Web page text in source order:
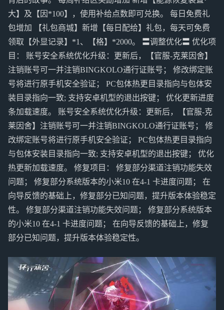
大】及【因*100】，使用补给点数即可兑换。 每日免费礼
包增加 【礼包商城】新增【每日配给】礼包，每天可免费
领取【外显记录】*1、【格】*2000。 〓调整优化〓 优化项
目： 账号安全系统优化升级：更新后，【官服-克莱因舍】
注销账号可一并注销BINGKOLO通行证账号； 修改绑定账
号将进行原手机安全验证； PC包体热更目录指向与包体安
装目录指向一致; 支持安卓机型的退出按键； 优化更新进度
条加载速度。 账号安全系统优化升级：更新后，【官服-克
莱因舍】注销账号可一并注销BINGKOLO通行证账号； 修
改绑定账号将进行原手机安全验证； PC包体热更目录指向
与包体安装目录指向一致; 支持安卓机型的退出按键； 优化
热更新加载速度。 修复项目： 修复部分渠道注销功能失效
问题； 修复部分系统版本的小米10 在4-1 卡进度问题； 在
向导反馈的基础上，修复部分已知问题，提升版本体验稳定
性。 修复部分渠道注销功能失效问题； 修复部分系统版本
的小米10 在4-1 卡进度问题； 在向导反馈的基础上，修复
部分已知问题，提升版本体验稳定性。